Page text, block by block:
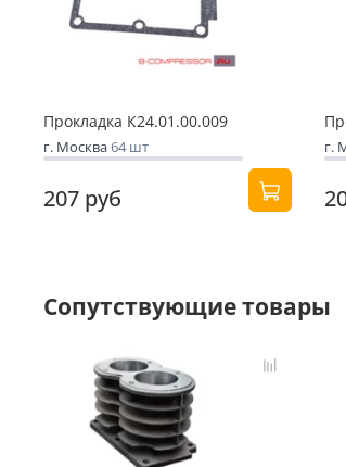
Прокладка К24.01.00.009
г. Москва64 шт
207 руб
г.
Сопутствующие товары